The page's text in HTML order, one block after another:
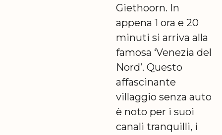
Giethoorn. In
appena 1 ora e 20
minuti si arriva alla
famosa ‘Venezia del
Nord’. Questo
affascinante
villaggio senza auto
è noto per i suoi
canali tranquilli, i